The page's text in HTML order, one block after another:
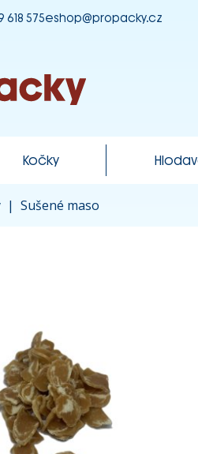
618 575eshop@propacky.cz
Kočky
| Sušené maso